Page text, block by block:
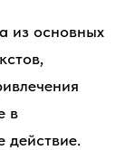
из основных
в
действие.